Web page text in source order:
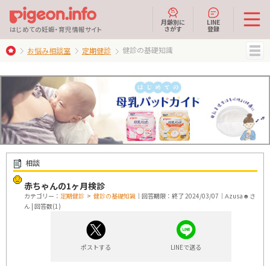
はじめての妊娠・育児情報サイト
月齢別に
さがす
LINE
登録
お悩み相談室 定期健診 健診の基礎知識
相談
赤ちゃんの1ヶ月検診
カテゴリー： 定期健診 > 健診の基礎知識 ｜回答期限：終了 2024/03/07｜Αzusа☻さ
ん | 回答数(1)
ポストする LINEで送る